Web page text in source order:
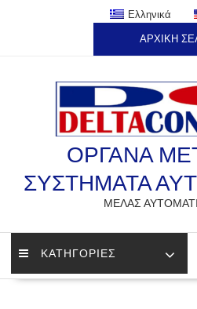
Ελληνικά
ΑΡΧΙΚΗ
ΟΡΓΑΝΑ
ΣΥΣΤΗΜΑΤΑ
ΜΕΛΑΣ
ΚΑΤΗΓΟΡΙΕΣ